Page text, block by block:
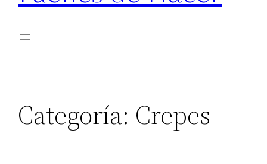
Categoría: Crepes